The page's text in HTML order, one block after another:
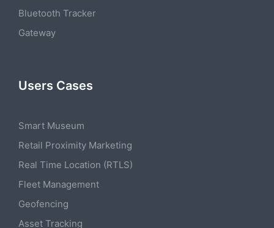
Bluetooth Tracker
Gateway
Users Cases
Smart Museum
Retail Proximity Marketing
Real Time Location (RTLS)
Fleet Management
Geofencing
Asset Tracking